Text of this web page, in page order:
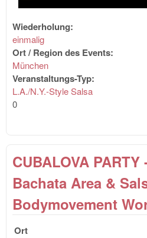
Wiederholung:
einmalig
Ort / Region des Events:
München
Veranstaltungs-Typ:
L.A./N.Y.-Style Salsa
0
CUBALOVA PARTY
Bachata Area &
Bodymovement
Ort